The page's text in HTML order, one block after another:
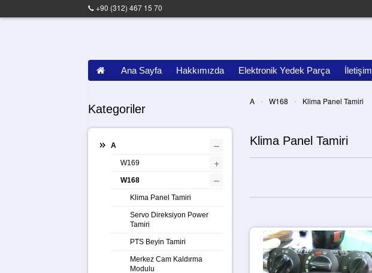
+90 (312) 467 15 70
Ana Sayfa Hakkımızda Elektronik Yedek Parça İletişim
A › W168 › Klima Panel Tamiri
Klima Panel Tamiri
Kategoriler
A –
W169 +
W168 –
Klima Panel Tamiri
Servo Direksiyon Power
Tamiri
PTS Beyin Tamiri
Merkez Cam Kaldırma
Modulu